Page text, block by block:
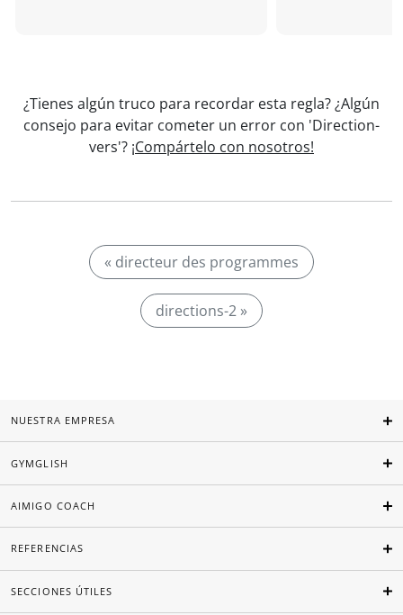
¿Tienes algún truco para recordar esta regla? ¿Algún
consejo para evitar cometer un error con 'Direction-
vers'? ¡Compártelo con nosotros!
« directeur des programmes
directions-2 »
NUESTRA EMPRESA
GYMGLISH
AIMIGO COACH
REFERENCIAS
SECCIONES ÚTILES